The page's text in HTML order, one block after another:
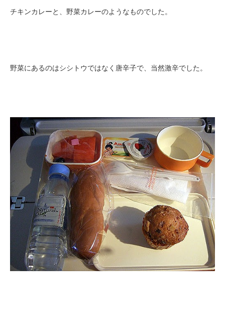
チキンカレーと、野菜カレーのようなものでした。
野菜にあるのはシシトウではなく唐辛子で、当然激辛でした。